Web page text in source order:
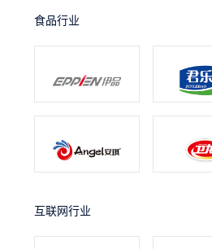
食品行业
互联网行业